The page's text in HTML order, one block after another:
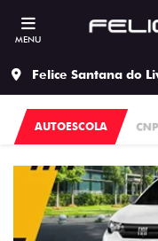
MENU
Felice Santana do
AUTOESCOLA